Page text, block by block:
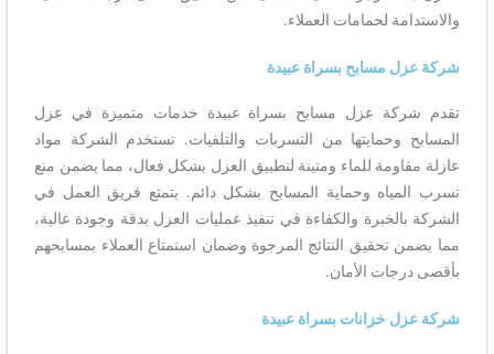
والاستدامة لحمامات العملاء.
شركة عزل مسابح بسراة عبيدة
تقدم شركة عزل مسابح بسراة عبيدة خدمات متميزة في عزل
المسابح وحمايتها من التسربات والتلفيات. تستخدم الشركة مواد
عازلة مقاومة للماء ومتينة لتطبيق العزل بشكل فعال، مما يضمن منع
تسرب المياه وحماية المسابح بشكل دائم. يتمتع فريق العمل في
الشركة بالخبرة والكفاءة في تنفيذ عمليات العزل بدقة وجودة عالية،
مما يضمن تحقيق النتائج المرجوة وضمان استمتاع العملاء بمسابحهم
بأقصى درجات الأمان.
شركة عزل خزانات بسراة عبيدة